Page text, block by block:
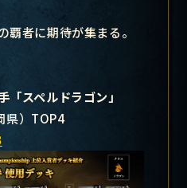
覇者に期待が集まる。
スペルドラゴン」
県）TOP4